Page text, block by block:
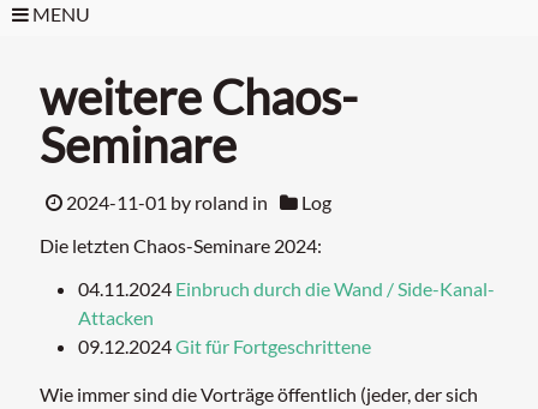
MENU
weitere Chaos-
Seminare
2024-11-01 by roland in
Log
Die letzten Chaos-Seminare 2024:
04.11.2024 Einbruch durch die Wand / Side-Kanal-
Attacken
09.12.2024Git für Fortgeschrittene
Wie immer sind die Vorträge öffentlich (jeder, der sich